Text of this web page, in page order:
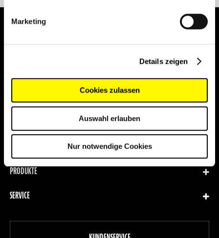
Marketing
Details zeigen
Cookies zulassen
Auswahl erlauben
Nur notwendige Cookies
für
an:
ANMELDEN
PRODUKTE
SERVICE